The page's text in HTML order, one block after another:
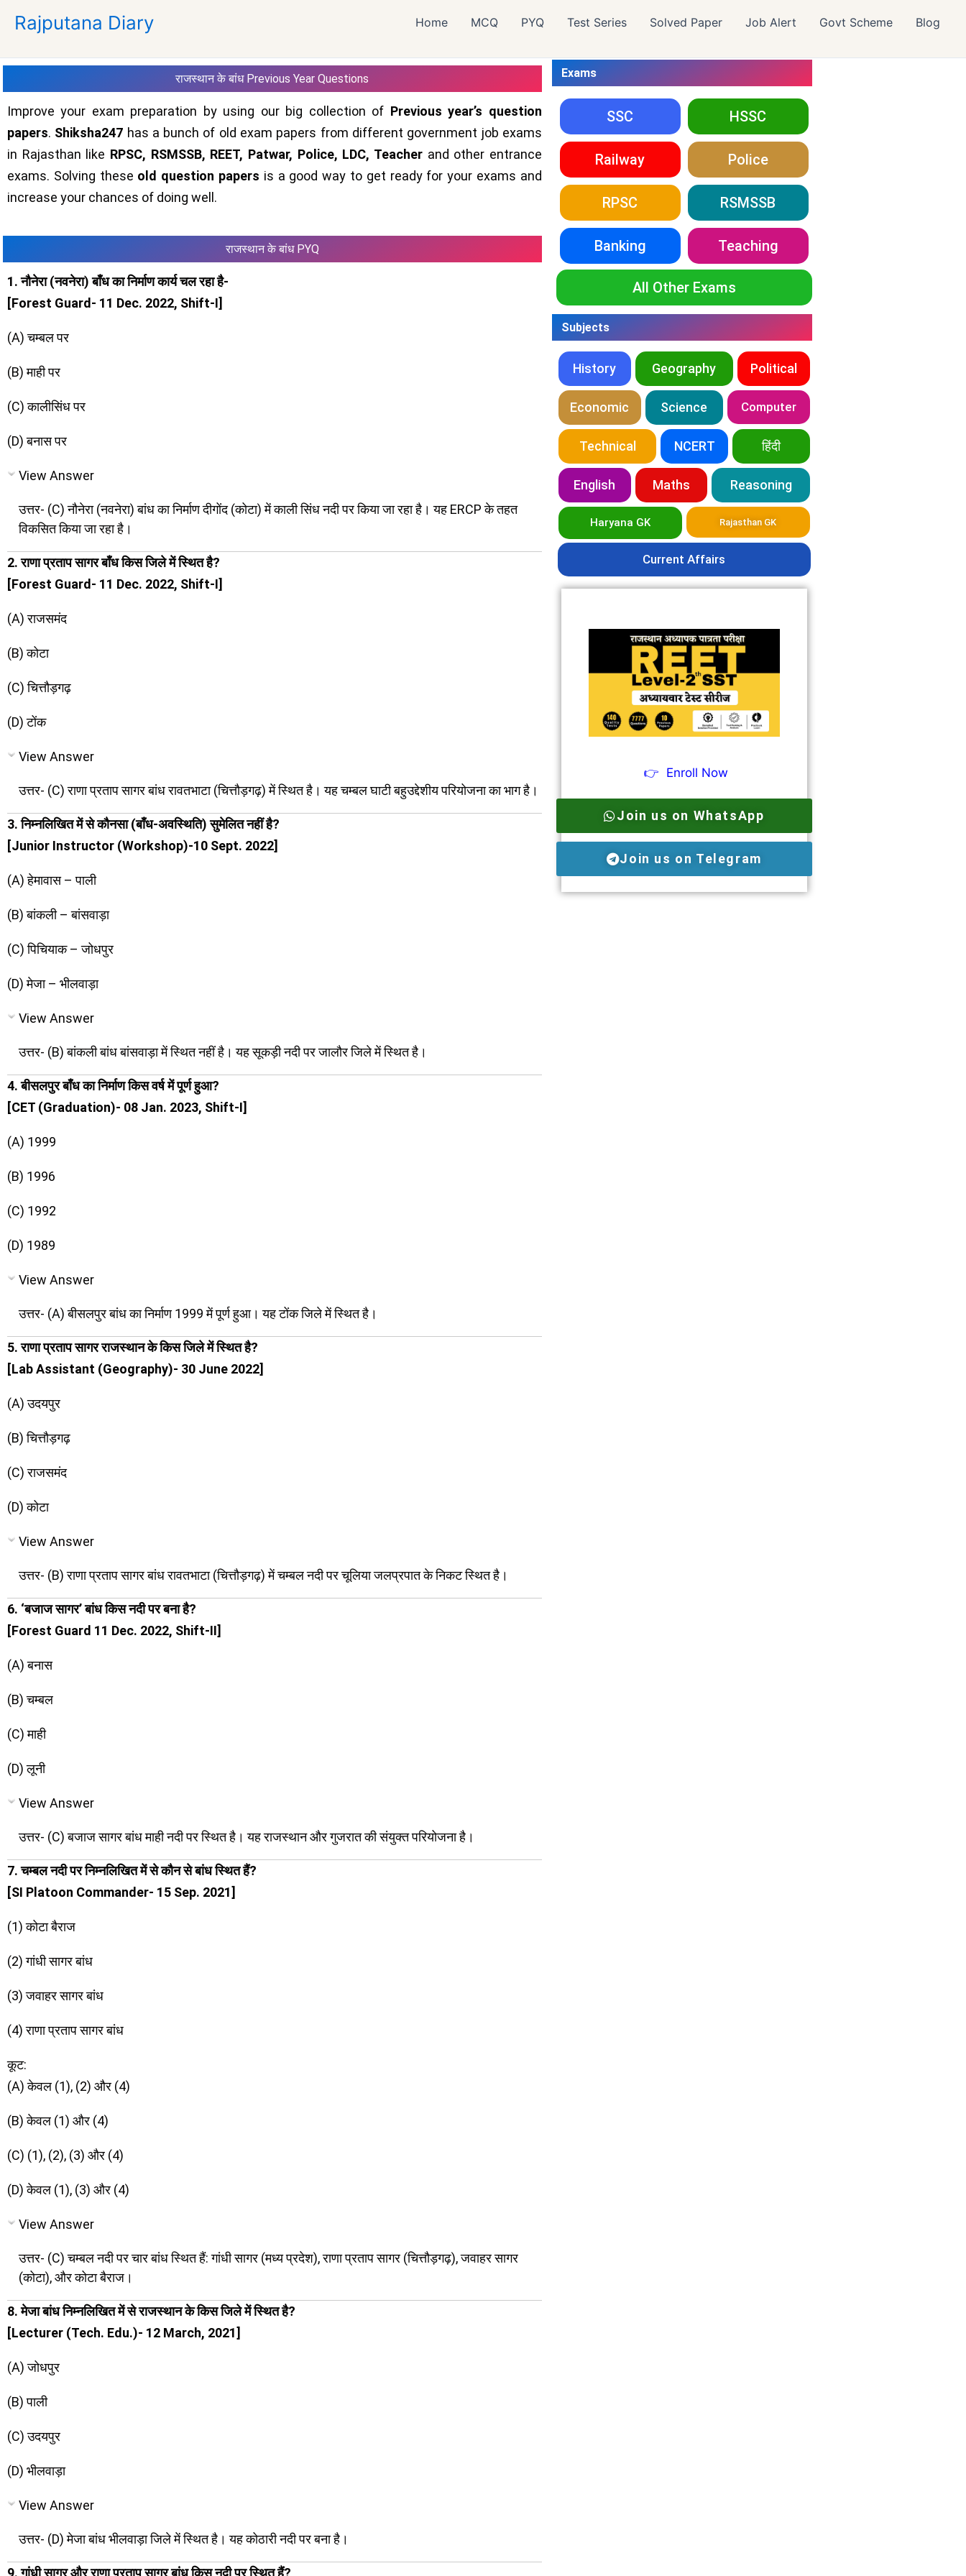
Rajputana Diary Home MCQ PYQ Test Series Solved Paper Job Alert Govt Scheme Blog
राजस्थान के बांध Previous Year Questions
Improve your exam preparation by using our big collection of Previous year’s question
papers. Shiksha247 has a bunch of old exam papers from different government job exams
in Rajasthan like RPSC, RSMSSB, REET, Patwar, Police, LDC, Teacherand other entrance
exams. Solving these old question papers is a good way to get ready for your exams and
increase your chances of doing well.
राजस्थान के बांधPYQ
1. नौनेरा (नवनेरा) बाँध का निर्माण कार्य चल रहा है-
[Forest Guard- 11 Dec. 2022, Shift-I]
(A) चम्बल पर
(B) माही पर
(C) कालीसिंध पर
(D) बनास पर
View Answer
उत्तर- (C) नौनेरा (नवनेरा) बांध का निर्माण दीगोंद (कोटा) में काली सिंध नदी पर किया जा रहा है। यह ERCP के तहत
विकसित किया जा रहा है।
2. राणा प्रताप सागर बाँध किस जिले में स्थित है?
[Forest Guard- 11 Dec. 2022, Shift-I]
(A) राजसमंद
(B) कोटा
(C) चित्तौड़गढ़
(D) टोंक
View Answer
उत्तर- (C) राणा प्रताप सागर बांध रावतभाटा (चित्तौड़गढ़) में स्थित है। यह चम्बल घाटी बहुउद्देशीय परियोजना का भाग है।
3. निम्नलिखित में से कौनसा (बाँध-अवस्थिति) सुमेलित नहीं है?
[Junior Instructor (Workshop)-10 Sept. 2022]
(A) हेमावास – पाली
(B) बांकली – बांसवाड़ा
(C) पिचियाक – जोधपुर
(D) मेजा – भीलवाड़ा
View Answer
उत्तर- (B) बांकली बांध बांसवाड़ा में स्थित नहीं है। यह सूकड़ी नदी पर जालौर जिले में स्थित है।
4. बीसलपुर बाँध का निर्माण किस वर्ष में पूर्ण हुआ?
[CET (Graduation)- 08 Jan. 2023, Shift-I]
(A) 1999
(B) 1996
(C) 1992
(D) 1989
View Answer
उत्तर- (A) बीसलपुर बांध का निर्माण 1999 में पूर्ण हुआ। यह टोंक जिले में स्थित है।
5. राणा प्रताप सागर राजस्थान के किस जिले में स्थित है?
[Lab Assistant (Geography)- 30 June 2022]
(A) उदयपुर
(B) चित्तौड़गढ़
(C) राजसमंद
(D) कोटा
View Answer
उत्तर- (B) राणा प्रताप सागर बांध रावतभाटा (चित्तौड़गढ़) में चम्बल नदी पर चूलिया जलप्रपात के निकट स्थित है।
6. ‘बजाज सागर’ बांध किस नदी पर बना है?
[Forest Guard 11 Dec. 2022, Shift-II]
(A) बनास
(B) चम्बल
(C) माही
(D) लूनी
View Answer
उत्तर- (C) बजाज सागर बांध माही नदी पर स्थित है। यह राजस्थान और गुजरात की संयुक्त परियोजना है।
7. चम्बल नदी पर निम्नलिखित में से कौन से बांध स्थित हैं?
[SI Platoon Commander- 15 Sep. 2021]
(1) कोटा बैराज
(2) गांधी सागर बांध
(3) जवाहर सागर बांध
(4) राणा प्रताप सागर बांध
कूट:
(A) केवल (1), (2) और (4)
(B) केवल (1) और (4)
(C) (1), (2), (3) और (4)
(D) केवल (1), (3) और (4)
View Answer
उत्तर- (C) चम्बल नदी पर चार बांध स्थित हैं: गांधी सागर (मध्य प्रदेश), राणा प्रताप सागर (चित्तौड़गढ़), जवाहर सागर
(कोटा), और कोटा बैराज।
8. मेजा बांध निम्नलिखित में से राजस्थान के किस जिले में स्थित है?
[Lecturer (Tech. Edu.)- 12 March, 2021]
(A) जोधपुर
(B) पाली
(C) उदयपुर
(D) भीलवाड़ा
View Answer
उत्तर- (D) मेजा बांध भीलवाड़ा जिले में स्थित है। यह कोठारी नदी पर बना है।
9. गांधी सागर और राणा प्रताप सागर बांध किस नदी पर स्थित हैं?
Exams
SSC HSSC
Railway Police
RPSC RSMSSB
Banking Teaching
All Other Exams
Subjects
History Geography Political
Economic Science Computer
Technical NCERT हिंदी
English Maths Reasoning
Haryana GK Rajasthan GK
Current Affairs
👉 Enroll Now
Join us on WhatsApp
Join us on Telegram